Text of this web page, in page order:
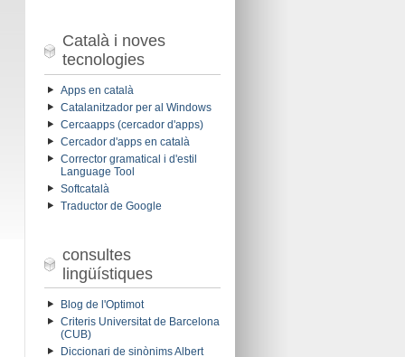
Català i noves
tecnologies
Apps en català
Catalanitzador per al Windows
Cercaapps (cercador d'apps)
Cercador d'apps en català
Corrector gramatical i d'estil
Language Tool
Softcatalà
Traductor de Google
consultes
lingüístiques
Blog de l'Optimot
Criteris Universitat de Barcelona
(CUB)
Diccionari de sinònims Albert